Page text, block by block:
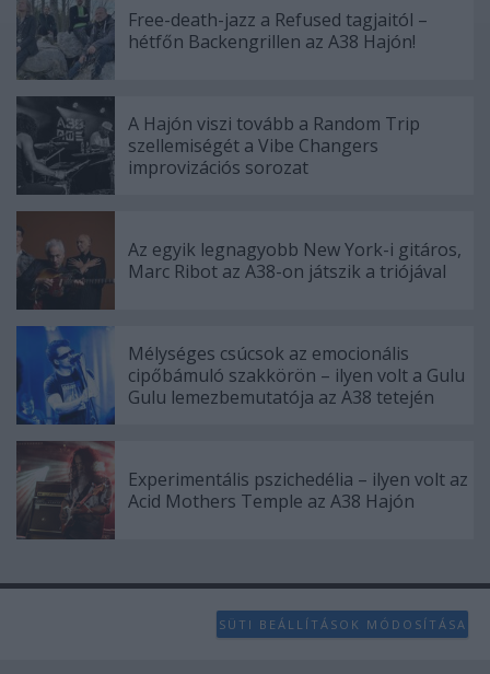
Free-death-jazz a Refused tagjaitól –
hétfőn Backengrillen az A38 Hajón!
A Hajón viszi tovább a Random Trip
szellemiségét a Vibe Changers
improvizációs sorozat
Az egyik legnagyobb New York-i gitáros,
Marc Ribot az A38-on játszik a triójával
Mélységes csúcsok az emocionális
cipőbámuló szakkörön – ilyen volt a Gulu
Gulu lemezbemutatója az A38 tetején
Experimentális pszichedélia – ilyen volt az
Acid Mothers Temple az A38 Hajón
SÜTI BEÁLLÍTÁSOK MÓDOSÍTÁSA